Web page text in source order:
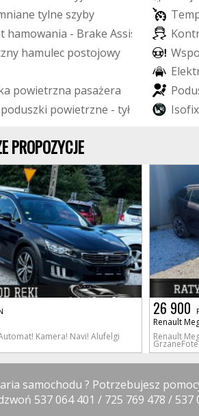
niane tylne szyby Tem
t hamowania - Brake Assis Kont
zny hamulec postojowy Wspo
Elekt
a powietrzna pasażera Podu
poduszki powietrzne - tył Isofix
PROPOZYCJE
Kamera! Navi! Alufelgi
26 900
Renault
Renault
samochodu ? Potrzebujesz
537 064 401 / 725 769 478 / 537